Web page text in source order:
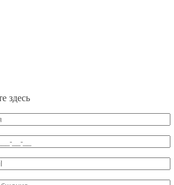
здесь